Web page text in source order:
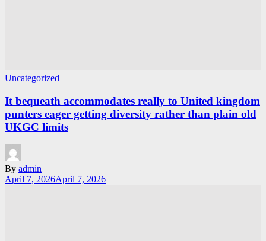
Uncategorized
It bequeath accommodates really to United kingdom
punters eager getting diversity rather than plain old
UKGC limits
By admin
April 7, 2026April 7, 2026